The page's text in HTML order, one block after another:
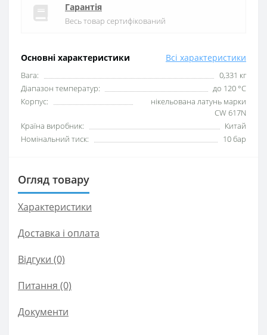
Основні характеристики Всі характеристики
Вага:
0,331 кг
Діапазон температур:
до 120 °C
Корпус:
нікельована латунь марки
CW 617N
Країна виробник:
Китай
Номінальний тиск:
10 бар
Гарантія
Весь товар сертифікований
Огляд товару
Характеристики
Доставка і оплата
Відгуки (0)
Питання (0)
Документи